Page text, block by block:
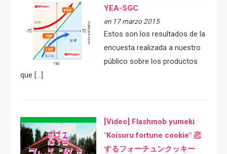
YEA-SGC
en 17 marzo 2015
Estos son los resultados de la
encuesta realizada a nuestro
público sobre los productos
que […]
[Video] Flashmob yumeki
"Koisuru fortune cookie" 恋
するフォーチュンクッキー